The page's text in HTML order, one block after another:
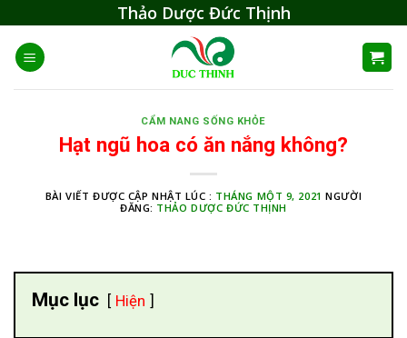
content
Thảo Dược Đức Thịnh
CẨM NANG SỐNG KHỎE
Hạt ngũ hoa có ăn nắng không?
BÀI VIẾT ĐƯỢC CẬP NHẬT LÚC : THÁNG MỘT 9, 2021 NGƯỜI
ĐĂNG: THẢO DƯỢC ĐỨC THỊNH
Mục lục Hiện